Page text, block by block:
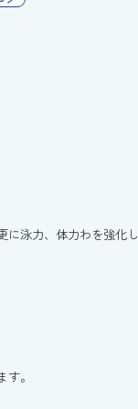
泳力、体力わを強化
。